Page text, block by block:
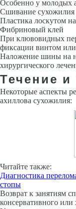
Особенно у молодых
Сшивание сухожилия
Пластика лоскутом
Фибриновый клей
При клювовидных
фиксации винтом
Наложение шины на
хирургического
Течение и
Некоторые аспекты
ахиллова сухожилия:
Читайте также:
Диагностика
стопы
Возврат к занятиям
консервативного или